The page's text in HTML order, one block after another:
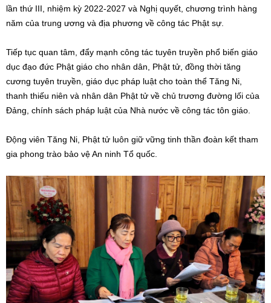
lần thứ III, nhiệm kỳ 2022-2027 và Nghị quyết, chương trình hàng
năm của trung ương và địa phương về công tác Phật sự.
Tiếp tục quan tâm, đẩy mạnh công tác tuyên truyền phổ biến giáo
dục đạo đức Phật giáo cho nhân dân, Phật tử, đồng thời tăng
cương tuyên truyền, giáo dục pháp luật cho toàn thể Tăng Ni,
thanh thiếu niên và nhân dân Phật tử về chủ trương đường lối của
Đảng, chính sách pháp luật của Nhà nước về công tác tôn giáo.
Động viên Tăng Ni, Phật tử luôn giữ vững tinh thần đoàn kết tham
gia phong trào bảo vệ An ninh Tổ quốc.